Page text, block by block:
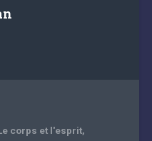
corps et l'esprit,